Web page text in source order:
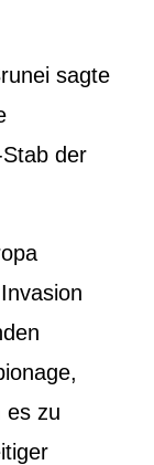
sagte
der
es zu